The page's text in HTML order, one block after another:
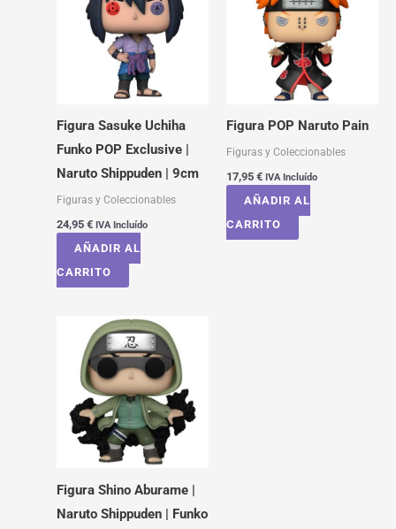
Figura Sasuke Uchiha
Funko POP Exclusive |
Naruto Shippuden | 9cm
Figuras y Coleccionables
24,95 € IVA Incluído
AÑADIR AL
CARRITO
Figura POP Naruto Pain
Figuras y Coleccionables
17,95 € IVA Incluído
AÑADIR AL
CARRITO
Figura Shino Aburame |
Naruto Shippuden | Funko